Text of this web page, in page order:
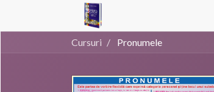
Cursuri Pronumele